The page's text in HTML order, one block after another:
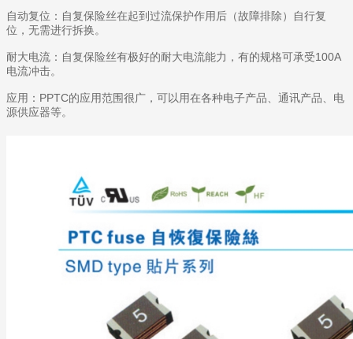
自动复位：自复保险丝在起到过流保护作用后（故障排除）自行复
位，无需进行拆换。
耐大电流：自复保险丝有极好的耐大电流能力，有的规格可承受100A
电流冲击。
应用：PPTC的应用范围很广，可以用在各种电子产品、通讯产品、电
源供应器等。